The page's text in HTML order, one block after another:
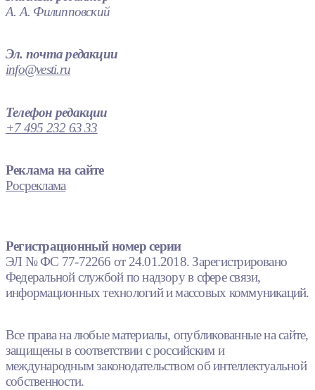
А. А. Филипповский
Эл. почта редакции
info@vesti.ru
Телефон редакции
+7 495 232 63 33
Реклама на сайте
Росреклама
Регистрационный номер серии
ЭЛ № ФС 77-72266 от 24.01.2018. Зарегистрировано
Федеральной службой по надзору в сфере связи,
информационных технологий и массовых коммуникаций.
Все права на любые материалы, опубликованные на сайте,
защищены в соответствии с российским и
международным законодательством об интеллектуальной
собственности.